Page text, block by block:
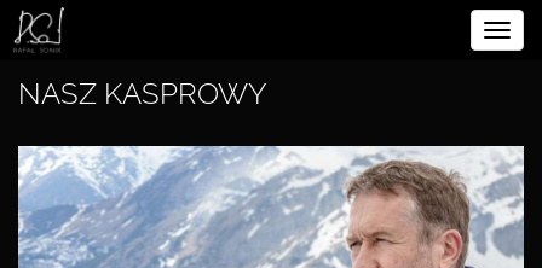
BIOGRAFIA
SPORTOWIEC
PRZĘDSIĘBIORCA
FILANTROP
NASZ KASPROWY